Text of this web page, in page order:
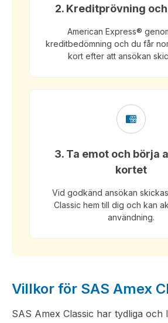
2. Kreditprövning
American Express®
kreditbedömning och du får
kort efter att ansökan
3. Ta emot och börja
kortet
Vid godkänd ansökan
Classic hem till dig och kan
användning.
Villkor för SAS Amex
SAS Amex Classic har tydliga och